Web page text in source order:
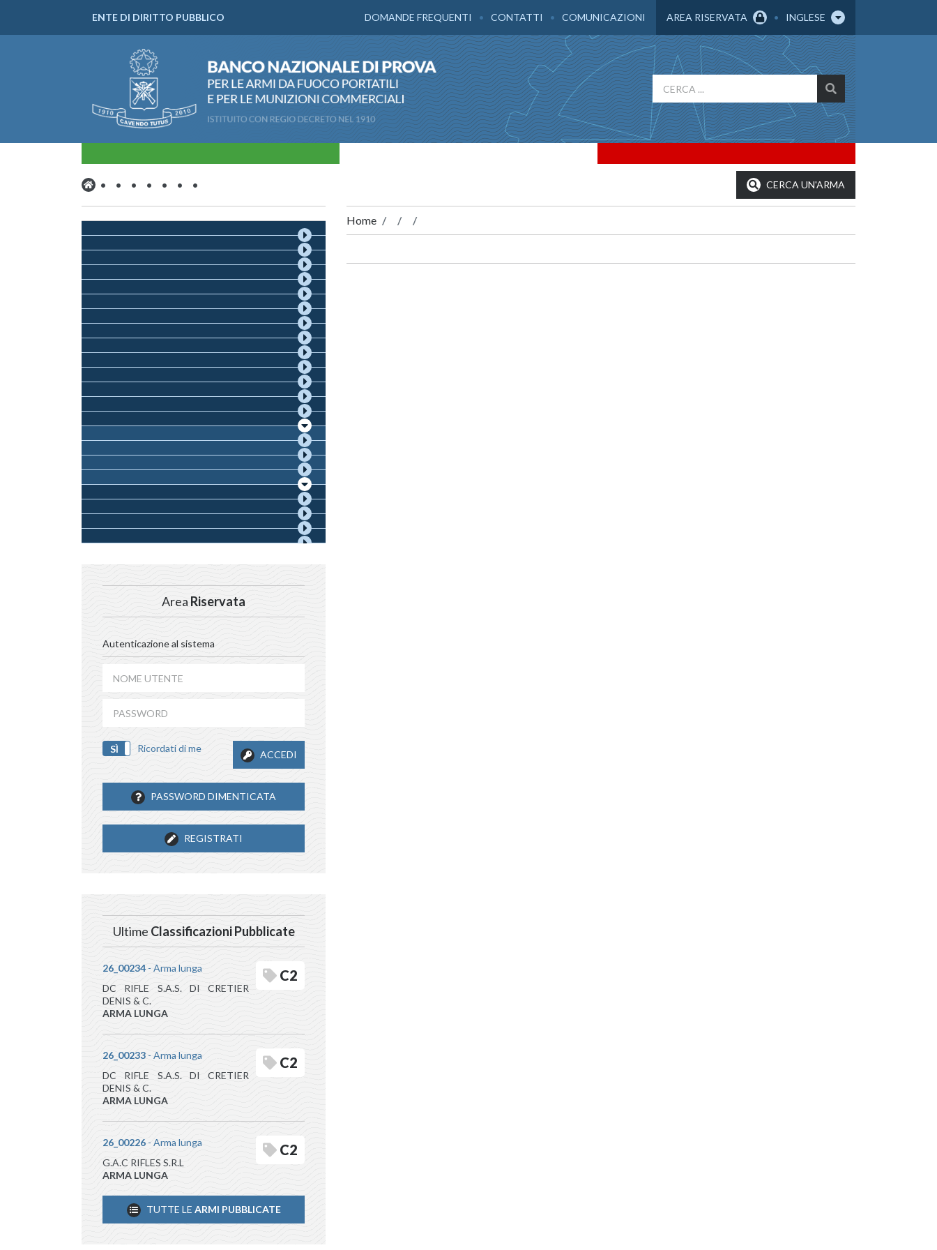
ENTE DI DIRITTO PUBBLICO AREA RISERVATA INGLESE
DOMANDE FREQUENTI CONTATTI COMUNICAZIONI
CERCA UN'ARMA
Area Riservata
Autenticazione al sistema
SÌ NO
Ricordati di me
ACCEDI
PASSWORD DIMENTICATA
REGISTRATI
Ultime Classificazioni Pubblicate
26_00234 - Arma lunga
DC RIFLE S.A.S. DI CRETIER
DENIS & C.
ARMA LUNGA
C2
26_00233 - Arma lunga
DC RIFLE S.A.S. DI CRETIER
DENIS & C.
ARMA LUNGA
C2
26_00226 - Arma lunga
G.A.C RIFLES S.R.L
ARMA LUNGA
C2
TUTTE LE ARMI PUBBLICATE
Home